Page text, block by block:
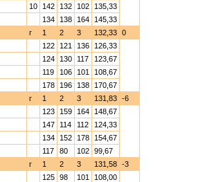
10 142 132 102
135,33
134 138 164
145,33
г 1 2 3 132,33 0
122 121 136
126,33
124 130 117
123,67
119 106 101
108,67
178 196 138
170,67
г 1 2 3 131,83 -6
123 159 164
148,67
147 114 112
124,33
134 152 178
154,67
117 80 102 99,67
г 1 2 3 131,58 -3
125 98 101
108,00